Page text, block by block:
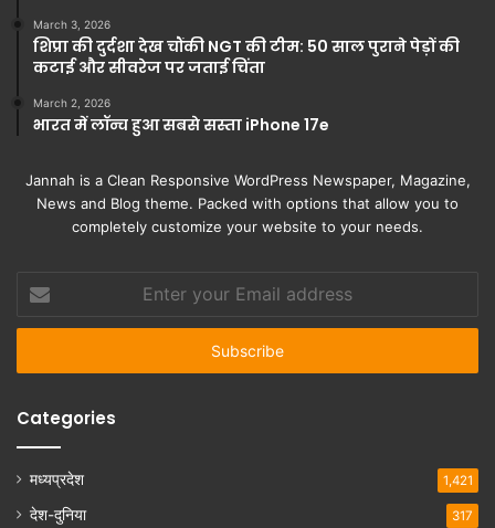
March 3, 2026
शिप्रा की दुर्दशा देख चौंकी NGT की टीम: 50 साल पुराने पेड़ों की
कटाई और सीवरेज पर जताई चिंता
March 2, 2026
भारत में लॉन्च हुआ सबसे सस्ता iPhone 17e
Jannah is a Clean Responsive WordPress Newspaper, Magazine,
News and Blog theme. Packed with options that allow you to
completely customize your website to your needs.
your
Email
Categories
मध्यप्रदेश 1,421
देश-दुनिया 317